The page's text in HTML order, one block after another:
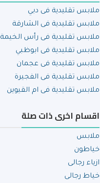
ملابس تقليدية فى دبي
ملابس تقليدية فى الشارقة
ملابس تقليدية فى رأس الخيمة
ملابس تقليدية فى ابوظبي
ملابس تقليدية فى عجمان
ملابس تقليدية فى الفجيرة
ملابس تقليدية فى ام القيوين
اقسام اخرى ذات صلة
ملابس
خياطون
ازياء رجالى
خياط رجالى